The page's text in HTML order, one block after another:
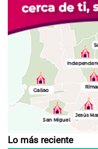
Lo más reciente